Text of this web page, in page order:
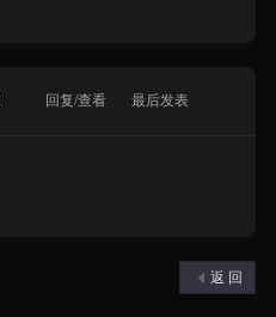
回复/查看 最后发表
返 回